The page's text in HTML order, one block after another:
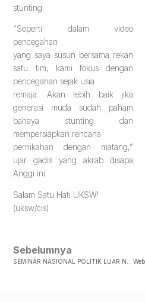
stunting.
“Seperti dalam video
pencegahan
yang saya susun bersama rekan
satu tim, kami fokus dengan
pencegahan sejak usia
remaja. Akan lebih baik jika
generasi muda sudah paham
bahaya stunting dan
mempersiapkan rencana
pernikahan dengan matang,”
ujar gadis yang akrab disapa
Anggi ini.
Salam Satu Hati UKSW!
(uksw/cis)
Sebelumnya